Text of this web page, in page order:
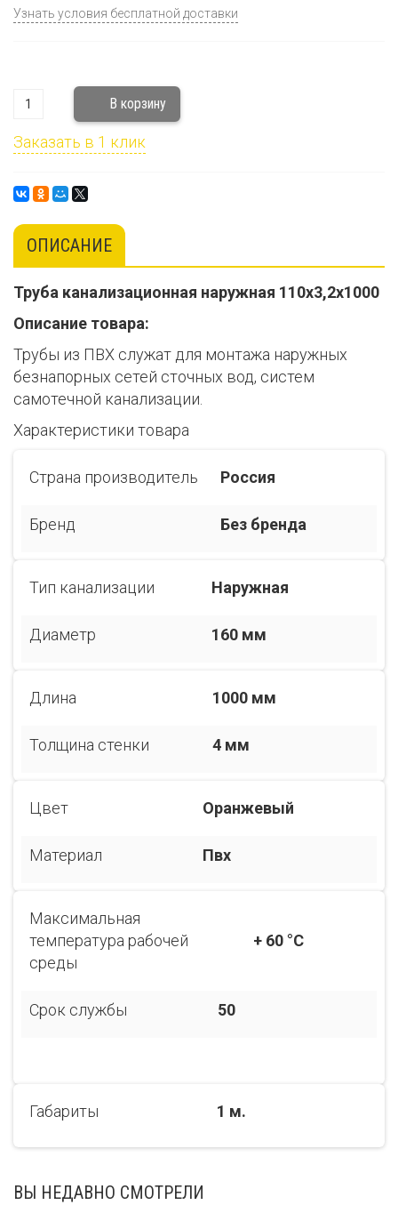
Узнать условия бесплатной доставки
Заказать в 1 клик
ОПИСАНИЕ
Труба канализационная наружная 110х3,2х1000
Описание товара:
Трубы из ПВХ служат для монтажа наружных
безнапорных сетей сточных вод, систем
самотечной канализации.
Характеристики товара
Страна производитель Россия
Бренд Без бренда
Тип канализации Наружная
Диаметр 160 мм
Длина 1000 мм
Толщина стенки 4 мм
Цвет Оранжевый
Материал Пвх
Максимальная
температура рабочей
среды
+ 60 °C
Срок службы 50
Габариты 1 м.
ВЫ НЕДАВНО СМОТРЕЛИ